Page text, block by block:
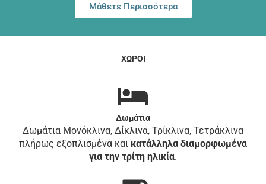
Μάθετε Περισσότερα
ΧΩΡΟΙ
Δωμάτια
Δωμάτια Μονόκλινα, Δίκλινα, Τρίκλινα, Τετράκλινα
πλήρως εξοπλισμένα και κατάλληλα διαμορφωμένα
για την τρίτη ηλικία.